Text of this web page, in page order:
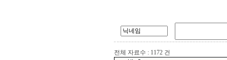
전체 자료수 : 1172 건